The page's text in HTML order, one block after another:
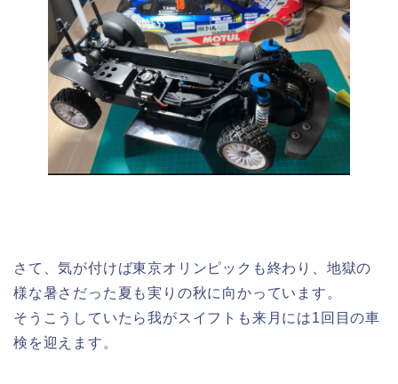
さて、気が付けば東京オリンピックも終わり、地獄の
様な暑さだった夏も実りの秋に向かっています。
そうこうしていたら我がスイフトも来月には1回目の車
検を迎えます。